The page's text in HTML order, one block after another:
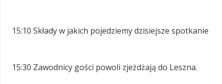
15:10 Składy w jakich pojedziemy dzisiejsze spotkanie
15:30 Zawodnicy gości powoli zjeżdżają do Leszna.